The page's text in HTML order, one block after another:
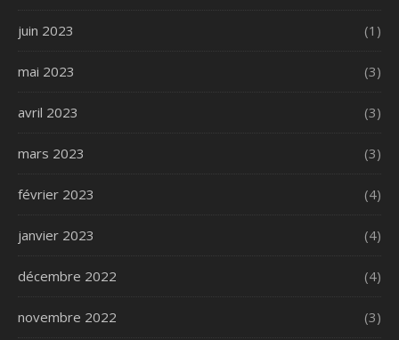
juin 2023 (1)
mai 2023 (3)
avril 2023 (3)
mars 2023 (3)
février 2023 (4)
janvier 2023 (4)
décembre 2022 (4)
novembre 2022 (3)